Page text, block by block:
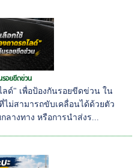
รอยขีดข่วน
ลด์" เพื่อป้องกันรอยขีดข่วน ใน
ไม่สามารถขับเคลื่อนได้ด้วยตัว
ลางทาง หรือการนำส่งร...